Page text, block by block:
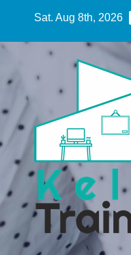
content
Sat. Aug 8th, 2026